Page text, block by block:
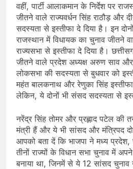
वहीं, पार्टी आलाकमान के निर्देश पर
जीतने वाले राज्यवर्धन सिंह राठौड़ और
सदस्यता से इस्तीफा दे दिया है। इन
राजस्थान में विधायक का चुनाव जीतने
राज्यसभा से इस्तीफा दे दिया है।
जीतने वाले प्रदेश अध्यक्ष अरुण साव और
लोकसभा की सदस्यता से बुधवार को
महंत बालकनाथ और रेणुका सिंह
लेकिन, ये दोनों भी संसद सदस्यता से
नरेंद्र सिंह तोमर और प्रह्लाद पटेल की
मंत्री हैं और ये भी सांसद और मंत्रिपद
आपको बता दें कि भाजपा ने मध्य प्रदेश,
तीनों राज्यों के विधान सभा चुनाव में
बनाया था, जिनमें से ये 12 सांसद चुनाव